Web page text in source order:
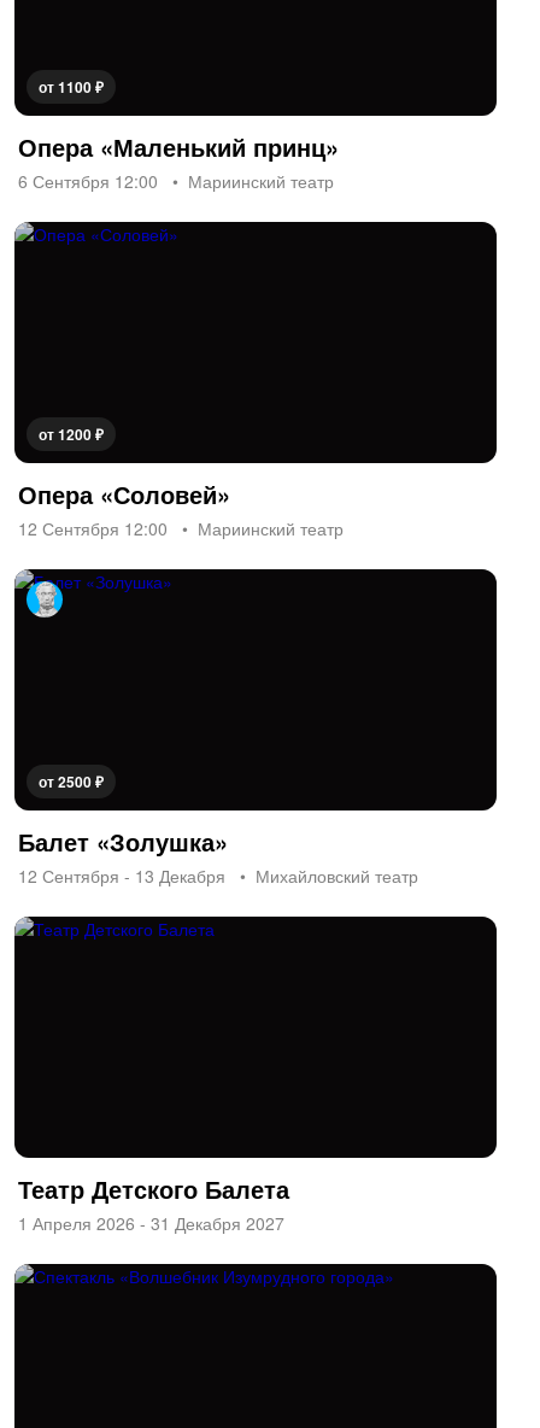
от 1100 ₽
Опера «Маленький принц»
6 Сентября 12:00 Мариинский театр
от 1200 ₽
Опера «Соловей»
12 Сентября 12:00 Мариинский театр
от 2500 ₽
Балет «Золушка»
12 Сентября - 13 Декабря Михайловский театр
Театр Детского Балета
1 Апреля 2026 - 31 Декабря 2027